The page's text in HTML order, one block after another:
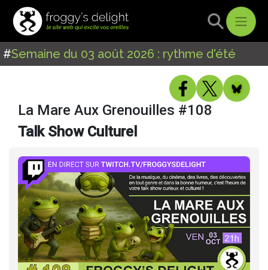
#Semaine du 03 août 2026 : rythme d'été
La Mare Aux Grenouilles #108
Talk Show Culturel